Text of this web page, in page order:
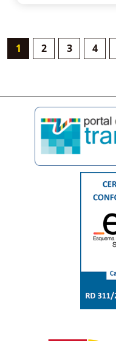
Pagination
Current page
1 Page
2 Page
3 Page
4